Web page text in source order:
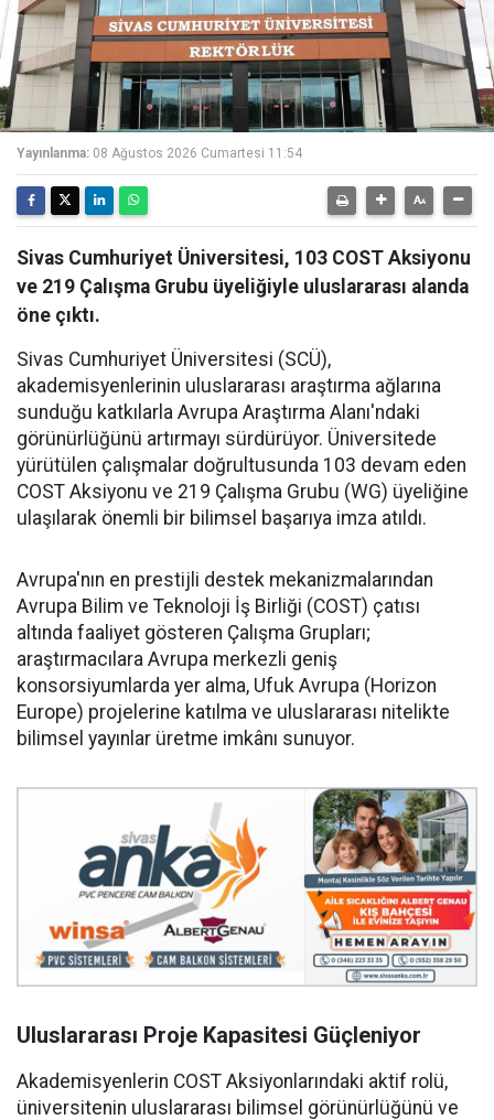
Yayınlanma: 08 Ağustos 2026 Cumartesi 11:54
Sivas Cumhuriyet Üniversitesi, 103 COST Aksiyonu
ve 219 Çalışma Grubu üyeliğiyle uluslararası alanda
öne çıktı.
Sivas Cumhuriyet Üniversitesi (SCÜ),
akademisyenlerinin uluslararası araştırma ağlarına
sunduğu katkılarla Avrupa Araştırma Alanı'ndaki
görünürlüğünü artırmayı sürdürüyor. Üniversitede
yürütülen çalışmalar doğrultusunda 103 devam eden
COST Aksiyonu ve 219 Çalışma Grubu (WG) üyeliğine
ulaşılarak önemli bir bilimsel başarıya imza atıldı.
Avrupa'nın en prestijli destek mekanizmalarından
Avrupa Bilim ve Teknoloji İş Birliği (COST) çatısı
altında faaliyet gösteren Çalışma Grupları;
araştırmacılara Avrupa merkezli geniş
konsorsiyumlarda yer alma, Ufuk Avrupa (Horizon
Europe) projelerine katılma ve uluslararası nitelikte
bilimsel yayınlar üretme imkânı sunuyor.
Uluslararası Proje Kapasitesi Güçleniyor
Akademisyenlerin COST Aksiyonlarındaki aktif rolü,
üniversitenin uluslararası bilimsel görünürlüğünü ve